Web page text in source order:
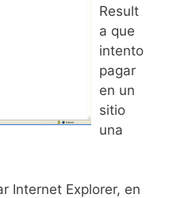
Result
a que
intento
pagar
en un
sitio
una
Internet Explorer, en